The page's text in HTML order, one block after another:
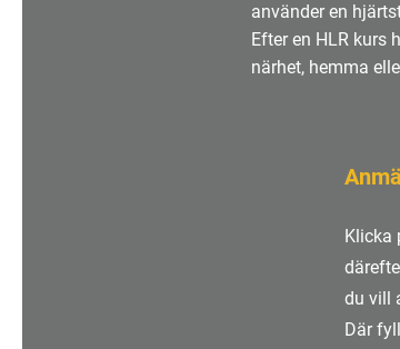
använder en
Efter en HLR kurs
närhet, hemma
Klicka
du vill
Där